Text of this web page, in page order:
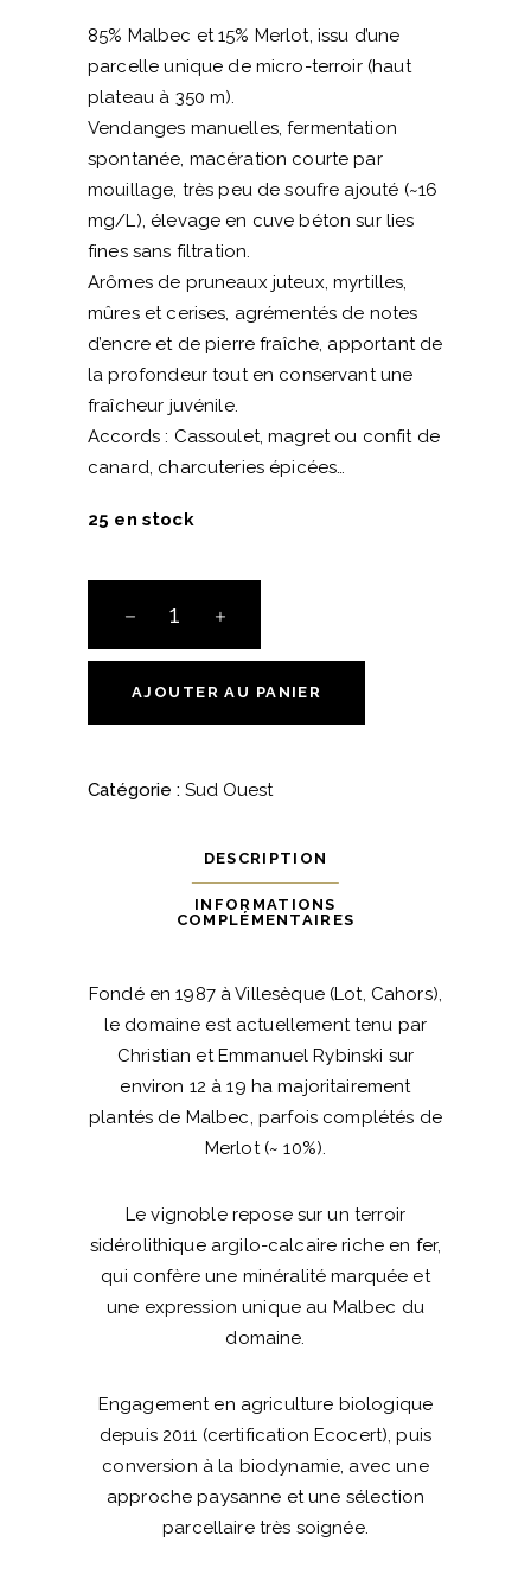
85% Malbec et 15% Merlot, issu d’une
parcelle unique de micro-terroir (haut
plateau à 350 m).
Vendanges manuelles, fermentation
spontanée, macération courte par
mouillage, très peu de soufre ajouté (~16
mg/L), élevage en cuve béton sur lies
fines sans filtration.
Arômes de pruneaux juteux, myrtilles,
mûres et cerises, agrémentés de notes
d’encre et de pierre fraîche, apportant de
la profondeur tout en conservant une
fraîcheur juvénile.
Accords : Cassoulet, magret ou confit de
canard, charcuteries épicées…
25 en stock
Cahors
-
K-
AJOUTER AU PANIER
Catégorie : Sud Ouest
DESCRIPTION
INFORMATIONS
COMPLÉMENTAIRES
Fondé en 1987 à Villesèque (Lot, Cahors),
le domaine est actuellement tenu par
Christian et Emmanuel Rybinski sur
environ 12 à 19 ha majoritairement
plantés de Malbec, parfois complétés de
Merlot (~ 10%).
Le vignoble repose sur un terroir
sidérolithique argilo-calcaire riche en fer,
qui confère une minéralité marquée et
une expression unique au Malbec du
domaine.
Engagement en agriculture biologique
depuis 2011 (certification Ecocert), puis
conversion à la biodynamie, avec une
approche paysanne et une sélection
parcellaire très soignée.